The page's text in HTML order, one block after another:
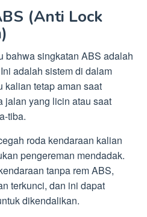
(Anti Lock
bahwa singkatan ABS adalah
adalah sistem di dalam
kalian tetap aman saat
jalan yang licin atau saat
tiba.
roda kendaraan kalian
pengereman mendadak.
tanpa rem ABS,
terkunci, dan ini dapat
dikendalikan.